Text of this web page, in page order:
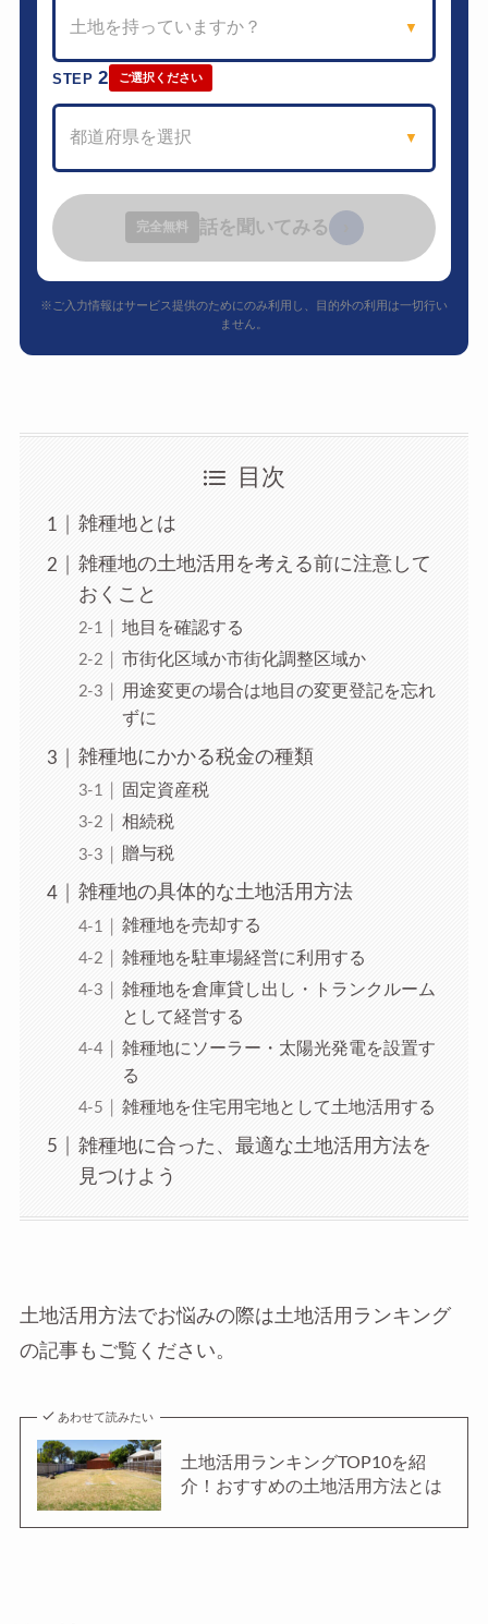
土地を持っていますか？ ▼
STEP2 ご選択ください
都道府県を選択 ▼
完全無料 話を聞いてみる
※ご入力情報はサービス提供のためにのみ利用し、目的外の利用は一切行い
ません。
目次
雑種地とは
雑種地の土地活用を考える前に注意して
おくこと
地目を確認する
市街化区域か市街化調整区域か
用途変更の場合は地目の変更登記を忘れ
ずに
雑種地にかかる税金の種類
固定資産税
相続税
贈与税
雑種地の具体的な土地活用方法
雑種地を売却する
雑種地を駐車場経営に利用する
雑種地を倉庫貸し出し・トランクルーム
として経営する
雑種地にソーラー・太陽光発電を設置す
る
雑種地を住宅用宅地として土地活用する
雑種地に合った、最適な土地活用方法を
見つけよう
土地活用方法でお悩みの際は土地活用ランキング
の記事もご覧ください。
あわせて読みたい
土地活用ランキングTOP10を紹
介！おすすめの土地活用方法とは